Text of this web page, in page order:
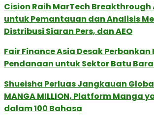
Cision Raih MarTech Breakthrough
untuk Pemantauan dan Analisis
Distribusi Siaran Pers, dan AEO
Fair Finance Asia Desak
Pendanaan untuk Sektor Batu Bara
Shueisha Perluas Jangkauan
MANGA MILLION, Platform Manga
dalam 100 Bahasa